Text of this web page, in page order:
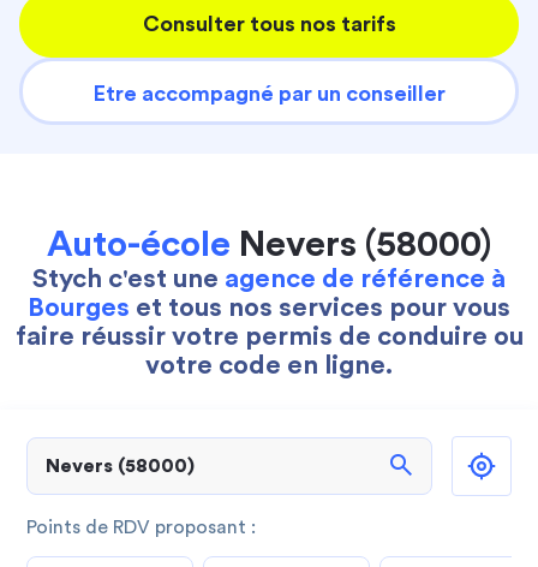
Consulter tous nos tarifs
Etre accompagné par un conseiller
Auto-école Nevers (58000)
Stych c'est une agence de référence à
Bourges et tous nos services pour vous
faire réussir votre permis de conduire ou
votre code en ligne.
search
Points de RDV proposant :